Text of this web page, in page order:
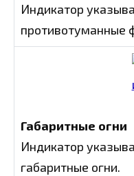
Индикатор
противотуманные
Габаритные огни
Индикатор
габаритные огни.